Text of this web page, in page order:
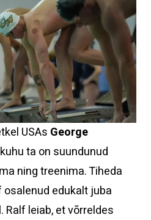
USAs George
ta on suundunud
ning treenima. Tiheda
edukalt juba
leiab, et võrreldes